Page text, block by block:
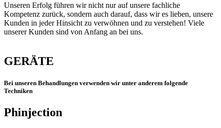
Unseren Erfolg führen wir nicht nur auf unsere fachliche
Kompetenz zurück, sondern auch darauf, dass wir es lieben, unsere
Kunden in jeder Hinsicht zu verwöhnen und zu verstehen! Viele
unserer Kunden sind von Anfang an bei uns.
GERÄTE
Bei unseren Behandlungen verwenden wir unter anderem folgende
Techniken
Phinjection